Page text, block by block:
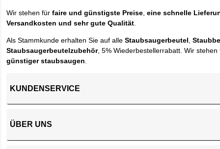
Wir stehen fürfaire und günstigste Preise ,eine schnelle
Versandkosten und sehr gute Qualität
Als Stammkunde erhalten Sie auf alleStaubsaugerbeutel ,
Staubsaugerbeutelzubehör, 5% Wiederbestellerrabatt. Wir
günstiger staubsaugen
KUNDENSERVICE
ÜBER UNS